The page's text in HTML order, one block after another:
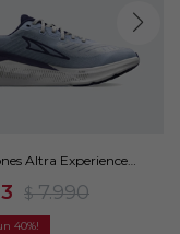
Altra Experience
$ 7.990
40